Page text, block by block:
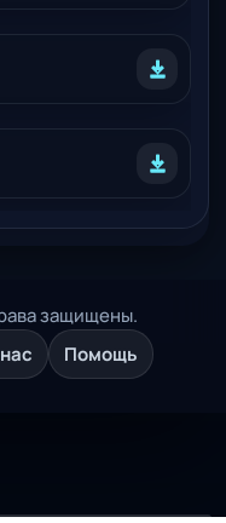
защищены.
Помощь